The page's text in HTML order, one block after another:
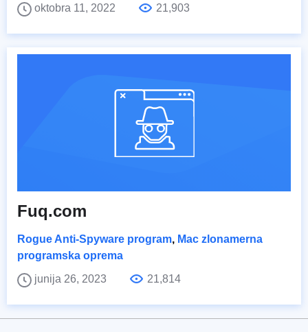
oktobra 11, 2022
21,903
Fuq.com
Rogue Anti-Spyware program, Mac zlonamerna
programska oprema
junija 26, 2023
21,814